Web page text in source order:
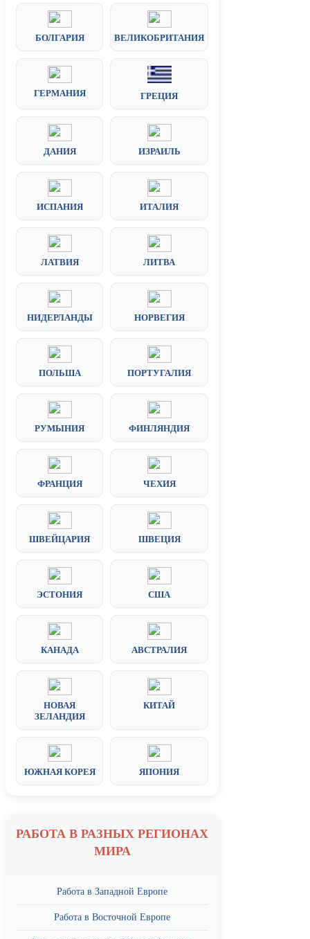
БОЛГАРИЯ ВЕЛИКОБРИТАНИЯ
ГЕРМАНИЯ ГРЕЦИЯ
ДАНИЯ ИЗРАИЛЬ
ИСПАНИЯ ИТАЛИЯ
ЛАТВИЯ ЛИТВА
НИДЕРЛАНДЫ НОРВЕГИЯ
ПОЛЬША ПОРТУГАЛИЯ
РУМЫНИЯ ФИНЛЯНДИЯ
ФРАНЦИЯ ЧЕХИЯ
ШВЕЙЦАРИЯ ШВЕЦИЯ
ЭСТОНИЯ США
КАНАДА АВСТРАЛИЯ
НОВАЯ
ЗЕЛАНДИЯ
КИТАЙ
ЮЖНАЯ КОРЕЯ ЯПОНИЯ
РАБОТА В РАЗНЫХ РЕГИОНАХ
МИРА
Работа в Западной Европе
Работа в Восточной Европе